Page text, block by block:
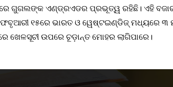
ଗୁଗଲଙ୍କ ଏଣ୍ଡ୍ରଏଡର ପ୍ରଭୂତ୍ୱ ରହିଛି। ଏହି
ଫେବୃଆରୀ ୧୫ରେ ଭାରତ ଓ ୱେଷ୍ଟଇଣ୍ଡିଜ୍ ମଧ୍ୟରେ
ଉପରେ ଚୂଡ଼ାନ୍ତ ମୋହର ଲାଗିପାରେ।